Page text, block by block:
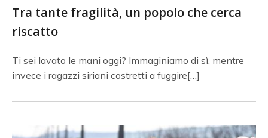
Tra tante fragilità, un popolo che cerca
riscatto
Ti sei lavato le mani oggi? Immaginiamo di sì, mentre
invece i ragazzi siriani costretti a fuggire[…]